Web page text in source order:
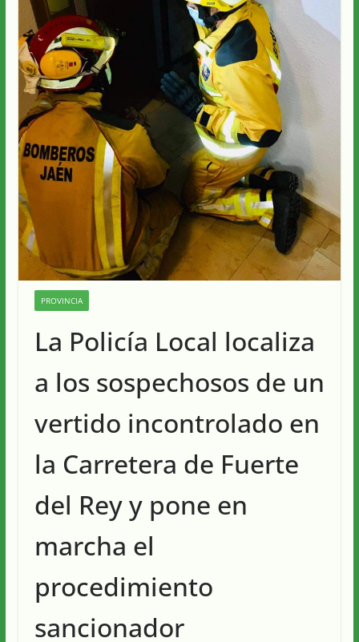
PROVINCIA
La Policía Local localiza
a los sospechosos de un
vertido incontrolado en
la Carretera de Fuerte
del Rey y pone en
marcha el
procedimiento
sancionador